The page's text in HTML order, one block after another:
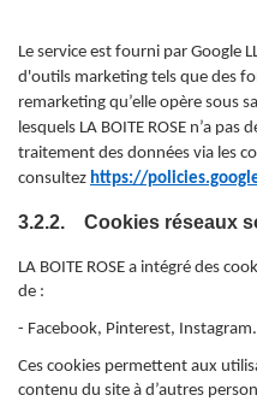
Le service est fourni par Google
d'outils marketing tels que des
remarketing qu’elle opère sous
lesquels LA BOITE ROSE n’a
traitement des données via les
consultez https://
3.2.2. Cookies réseaux
LA BOITE ROSE a intégré des
de :
- Facebook, Pinterest, Instagram.
Ces cookies permettent aux
contenu du site à d’autres